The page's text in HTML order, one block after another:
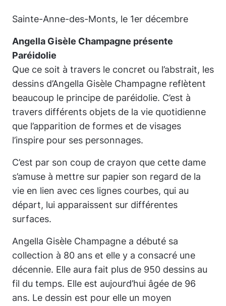
Sainte-Anne-des-Monts, le 1er décembre
Angella Gisèle Champagne présente
Paréidolie
Que ce soit à travers le concret ou l’abstrait, les
dessins d’Angella Gisèle Champagne reflètent
beaucoup le principe de paréidolie. C’est à
travers différents objets de la vie quotidienne
que l’apparition de formes et de visages
l’inspire pour ses personnages.
C’est par son coup de crayon que cette dame
s’amuse à mettre sur papier son regard de la
vie en lien avec ces lignes courbes, qui au
départ, lui apparaissent sur différentes
surfaces.
Angella Gisèle Champagne a débuté sa
collection à 80 ans et elle y a consacré une
décennie. Elle aura fait plus de 950 dessins au
fil du temps. Elle est aujourd’hui âgée de 96
ans. Le dessin est pour elle un moyen